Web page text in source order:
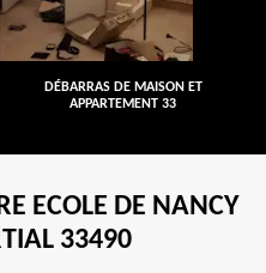
DÉBARRAS DE MAISON ET
APPARTEMENT 33
ECOLE DE NANCY
33490